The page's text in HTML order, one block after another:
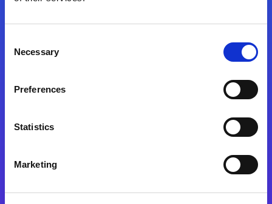
Selection
Necessary
Preferences
Statistics
Marketing
Kövessen minket!